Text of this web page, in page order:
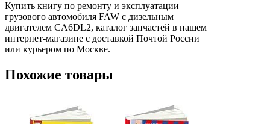
Купить книгу по ремонту и эксплуатации
грузового автомобиля FAW с дизельным
двигателем CA6DL2, каталог запчастей в нашем
интернет-магазине с доставкой Почтой России
или курьером по Москве.
Похожие товары